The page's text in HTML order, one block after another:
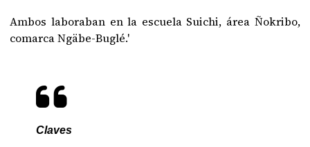
Ambos laboraban en la escuela Suichi, área Ñokribo,
comarca Ngäbe-Buglé.'
Claves